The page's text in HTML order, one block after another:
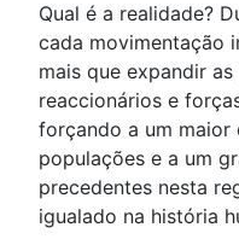
Qual é a realidade?
cada movimentação
mais que expandir
reaccionários e
forçando a um maior
populações e a um
precedentes nesta
igualado na história